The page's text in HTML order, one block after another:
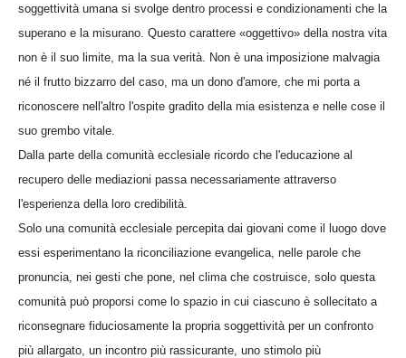
soggettività umana si svolge dentro processi e condizionamenti che la
superano e la misurano. Questo carattere «oggettivo» della nostra vita
non è il suo limite, ma la sua verità. Non è una imposizione malvagia
né il frutto bizzarro del caso, ma un dono d'amore, che mi porta a
riconoscere nell'altro l'ospite gradito della mia esistenza e nelle cose il
suo grembo vitale.
Dalla parte della comunità ecclesiale ricordo che l'educazione al
recupero delle mediazioni passa necessariamente attraverso
l'esperienza della loro credibilità.
Solo una comunità ecclesiale percepita dai giovani come il luogo dove
essi esperimentano la riconciliazione evangelica, nelle parole che
pronuncia, nei gesti che pone, nel clima che costruisce, solo questa
comunità può proporsi come lo spazio in cui ciascuno è sollecitato a
riconsegnare fiduciosamente la propria soggettività per un confronto
più allargato, un incontro più rassicurante, uno stimolo più